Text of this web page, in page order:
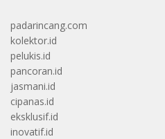
padarincang.com
kolektor.id
pelukis.id
pancoran.id
jasmani.id
cipanas.id
eksklusif.id
inovatif.id